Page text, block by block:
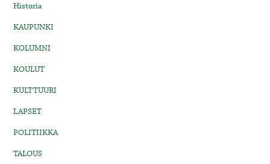
Historia
KAUPUNKI
KOLUMNI
KOULUT
KULTTUURI
LAPSET
POLITIIKKA
TALOUS